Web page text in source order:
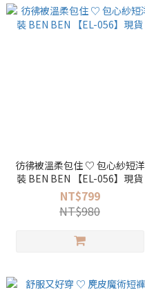
彷彿被溫柔包住 ♡ 包心紗短洋
裝 BEN BEN 【EL-056】現貨
NT$799
NT$980